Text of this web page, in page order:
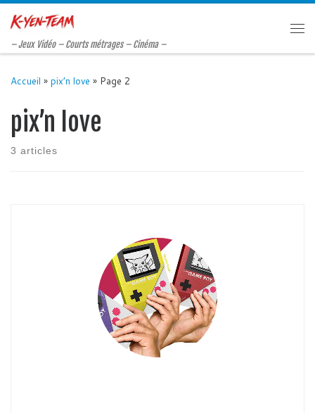
Passer au contenu
– Jeux Vidéo – Courts métrages – Cinéma –
Accueil » pix’n love » Page 2
pix’n love
3 articles